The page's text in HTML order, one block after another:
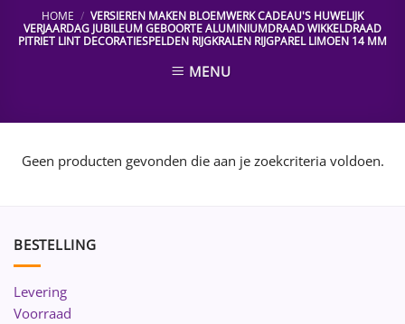
HOME / VERSIEREN MAKEN BLOEMWERK CADEAU'S HUWELIJK
VERJAARDAG JUBILEUM GEBOORTE ALUMINIUMDRAAD WIKKELDRAAD
PITRIET LINT DECORATIESPELDEN RIJGKRALEN RIJGPAREL LIMOEN 14 MM
MENU
Geen producten gevonden die aan je zoekcriteria voldoen.
BESTELLING
Levering
Voorraad